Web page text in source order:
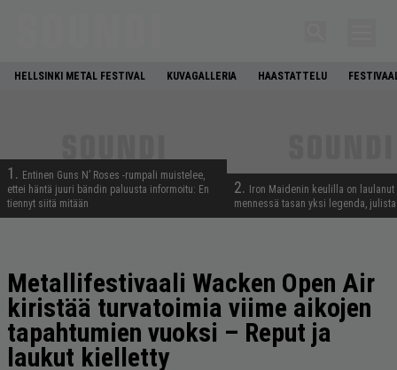
HELLSINKI METAL FESTIVAL KUVAGALLERIA HAASTATTELU
1. Entinen Guns N’ Roses -rumpali muistelee,
ettei häntä juuri bändin paluusta informoitu: En
tiennyt siitä mitään
2.
Iron Maidenin keulilla on laulanut
mennessä tasan yksi legenda,
Metallifestivaali Wacken Open Air
kiristää turvatoimia viime aikojen
tapahtumien vuoksi – Reput ja
laukut kielletty